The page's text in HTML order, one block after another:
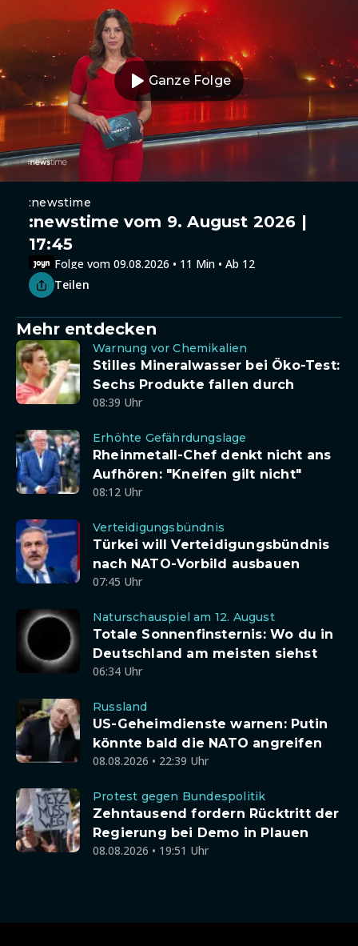
Ganze Folge
:newstime
:newstime vom 9. August 2026 |
17:45
Folge vom 09.08.2026 • 11 Min • Ab 12
Teilen
Mehr entdecken
Warnung vor Chemikalien
Stilles Mineralwasser bei Öko-Test:
Sechs Produkte fallen durch
08:39 Uhr
Erhöhte Gefährdungslage
Rheinmetall-Chef denkt nicht ans
Aufhören: "Kneifen gilt nicht"
08:12 Uhr
Verteidigungsbündnis
Türkei will Verteidigungsbündnis
nach NATO-Vorbild ausbauen
07:45 Uhr
Naturschauspiel am 12. August
Totale Sonnenfinsternis: Wo du in
Deutschland am meisten siehst
06:34 Uhr
Russland
US-Geheimdienste warnen: Putin
könnte bald die NATO angreifen
08.08.2026 • 22:39 Uhr
Protest gegen Bundespolitik
Zehntausend fordern Rücktritt der
Regierung bei Demo in Plauen
08.08.2026 • 19:51 Uhr